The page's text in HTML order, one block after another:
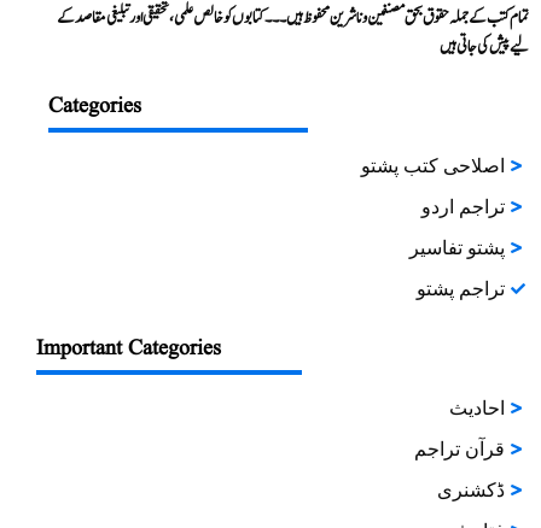
تمام کتب کے جملہ حقوق بحق مصنفین و ناشرین محفوظ ہیں۔۔۔ کتابوں کو خالص علمی، تحقیقی اور تبلیغی مقاصد کے
لیے پیش کی جاتی ہیں
Categories
اصلاحی کتب پشتو
تراجم اردو
پشتو تفاسیر
تراجم پشتو
Important Categories
احادیث
قرآن تراجم
ڈکشنری